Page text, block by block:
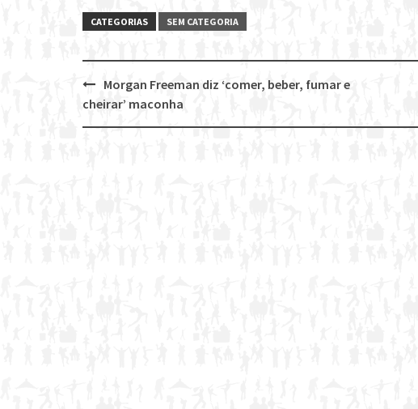
CATEGORIAS SEM CATEGORIA
Post
navigation
Morgan Freeman diz ‘comer, beber, fumar e
cheirar’ maconha